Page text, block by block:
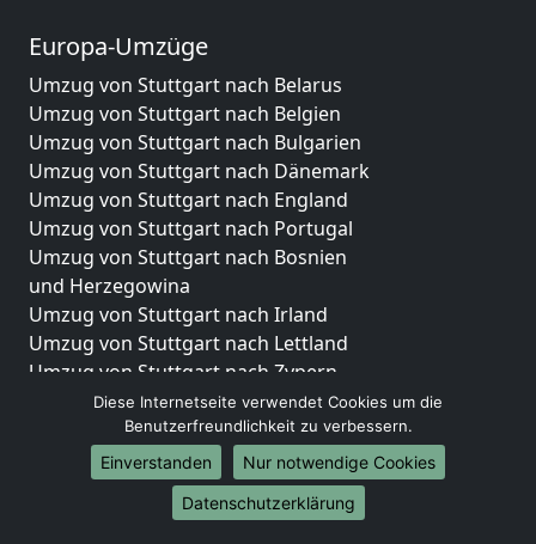
Europa-Umzüge
Umzug von Stuttgart nach Belarus
Umzug von Stuttgart nach Belgien
Umzug von Stuttgart nach Bulgarien
Umzug von Stuttgart nach Dänemark
Umzug von Stuttgart nach England
Umzug von Stuttgart nach Portugal
Umzug von Stuttgart nach Bosnien
und Herzegowina
Umzug von Stuttgart nach Irland
Umzug von Stuttgart nach Lettland
Umzug von Stuttgart nach Zypern
Umzug von Stuttgart nach Kroatien
Umzug von Stuttgart nach Estland
Umzug von Stuttgart nach Finnland
Umzug von Stuttgart nach Frankreich
Umzug von Stuttgart nach Griechenland
Diese Internetseite verwendet Cookies um die
Benutzerfreundlichkeit zu verbessern.
Einverstanden
Nur notwendige Cookies
Datenschutzerklärung